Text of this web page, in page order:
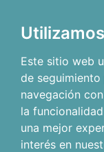
Este sitio web
de
navegación
la
una mejor
interés en